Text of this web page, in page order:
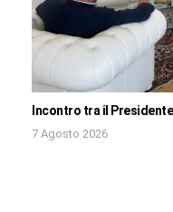
Incontro tra il
7 Agosto 2026